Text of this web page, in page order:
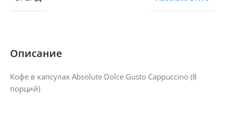
Описание
Кофе в капсулах Absolute Dolce Gusto Cappuccino (8
порций)